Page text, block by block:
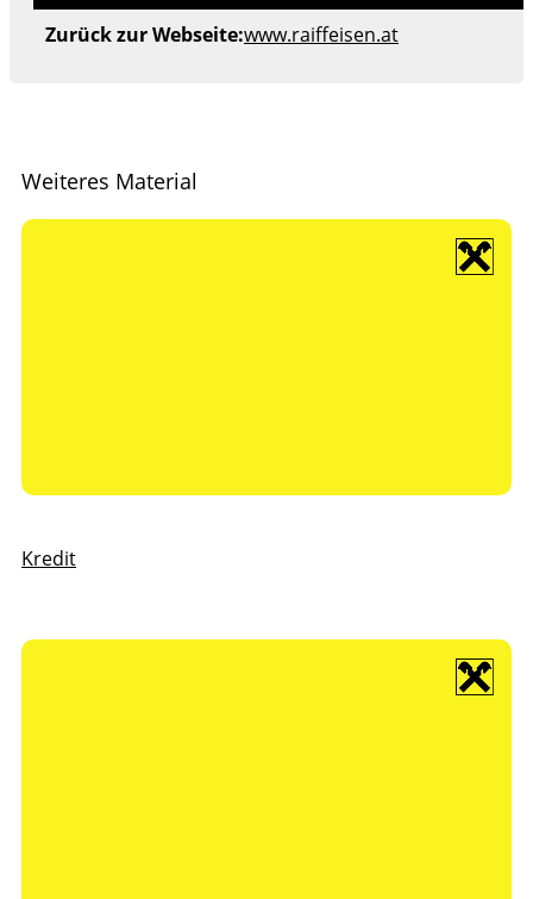
Zurück zur Webseite:www.raiffeisen.at
Weiteres Material
Kredit